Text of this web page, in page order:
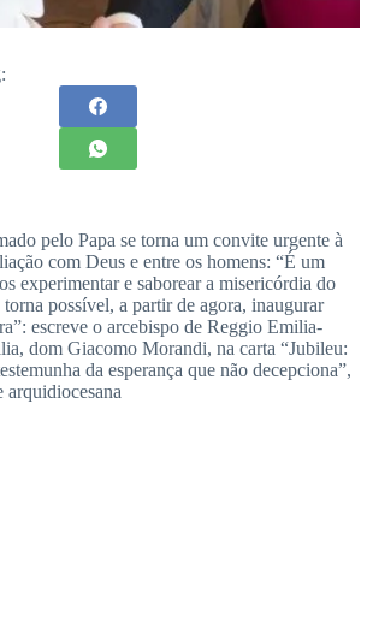
pelo Papa se torna um convite urgente à
com Deus e entre os homens: “É um
experimentar e saborear a misericórdia do
possível, a partir de agora, inaugurar
escreve o arcebispo de Reggio Emilia-
dom Giacomo Morandi, na carta “Jubileu:
da esperança que não decepciona”,